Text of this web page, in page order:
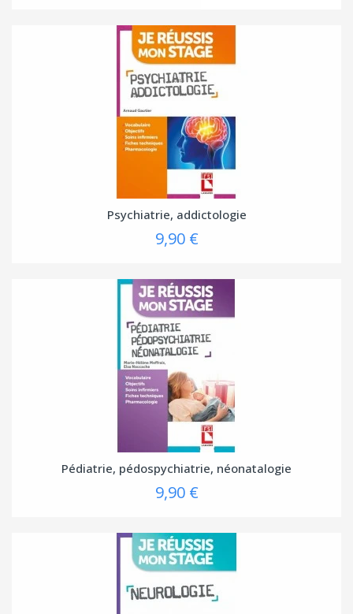
Psychiatrie, addictologie
9,90 €
Pédiatrie, pédospychiatrie, néonatalogie
9,90 €